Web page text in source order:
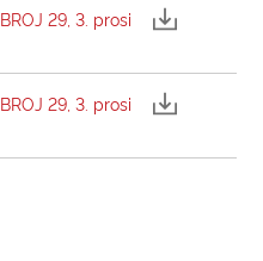
29, 3. prosi
29, 3. prosi